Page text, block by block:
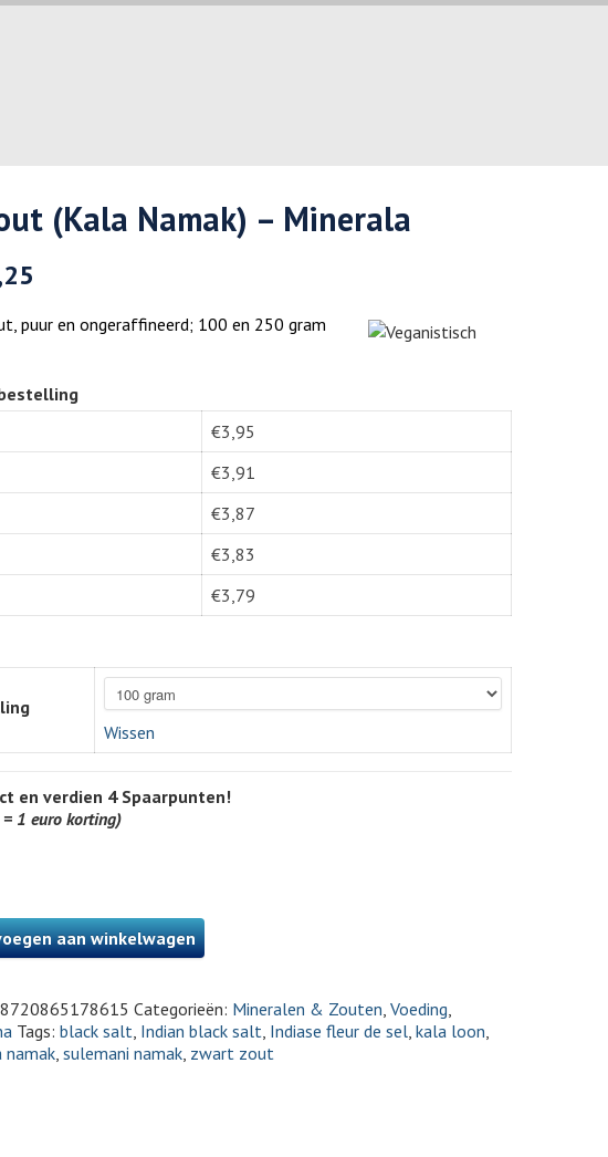
(Kala Namak) – Minerala
puur en ongeraffineerd; 100 en 250 gram
€3,95
€3,91
€3,87
€3,83
€3,79
Wissen
en verdien 4Spaarpunten!
1 euro korting)
aan winkelwagen
8720865178615 Categorieën: Mineralen & Zouten, Voeding,
Tags: black salt, Indian black salt, Indiase fleur de sel, kala loon,
namak, sulemani namak, zwart zout